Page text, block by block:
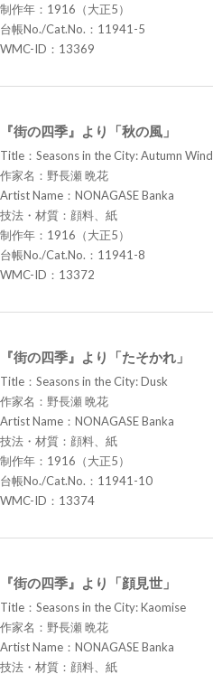
制作年：1916（大正5）
台帳No./Cat.No.：11941-5
WMC-ID：13369
『街の四季』より「秋の風」
Title：Seasons in the City: Autumn Wind
作家名：野長瀬 晩花
Artist Name：NONAGASE Banka
技法・材質：顔料、紙
制作年：1916（大正5）
台帳No./Cat.No.：11941-8
WMC-ID：13372
『街の四季』より「たそかれ」
Title：Seasons in the City: Dusk
作家名：野長瀬 晩花
Artist Name：NONAGASE Banka
技法・材質：顔料、紙
制作年：1916（大正5）
台帳No./Cat.No.：11941-10
WMC-ID：13374
『街の四季』より「顔見世」
Title：Seasons in the City: Kaomise
作家名：野長瀬 晩花
Artist Name：NONAGASE Banka
技法・材質：顔料、紙